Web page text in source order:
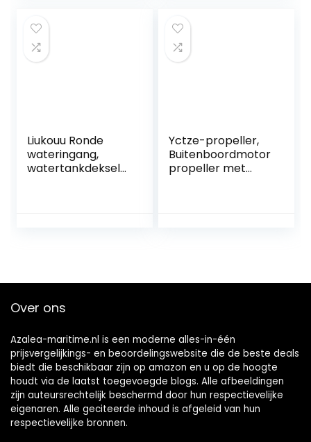
Liukouu Ronde
wateringang,
watertankdeksel
Yctze-propeller,
Buitenboordmotor
propeller met
35-60HP
Over ons
Azalea-maritime.nl is een moderne alles-in-één
prijsvergelijkings- en beoordelingswebsite die de beste deals
biedt die beschikbaar zijn op amazon en u op de hoogte
houdt via de laatst toegevoegde blogs. Alle afbeeldingen
zijn auteursrechtelijk beschermd door hun respectievelijke
eigenaren. Alle geciteerde inhoud is afgeleid van hun
respectievelijke bronnen.